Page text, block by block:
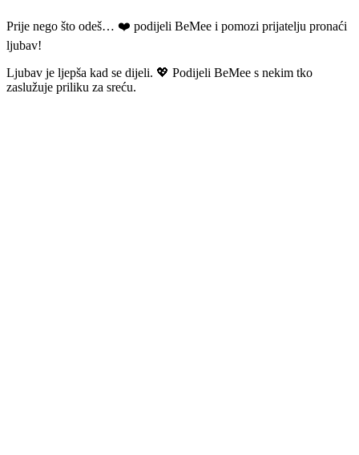
Prije nego što odeš… ❤️ podijeli BeMee i pomozi prijatelju pronaći
ljubav!
Ljubav je ljepša kad se dijeli. 💖 Podijeli BeMee s nekim tko
zaslužuje priliku za sreću.